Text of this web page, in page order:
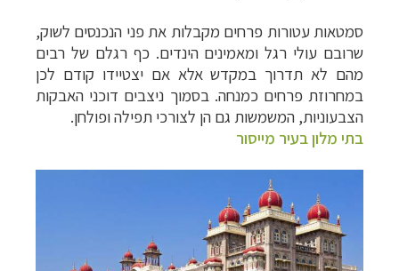
סמטאות עטורות פרחים מקבלות את פני הנכנסים לשוק,
שרובם עולי רגל ומאמינים הינדים. כף רגלם של רבים
מהם לא תדרוך במקדש אלא אם יצטיידו קודם לכן
במחרוזת פרחים כמנחה. בסמוך ניצבים דוכני האבקות
הצבעוניות, המשמשות גם הן לצורכי תפילה ופולחן.
בתי מלון בעיר מייסור